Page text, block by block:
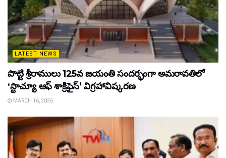
LATEST NEWS
పొట్టి శ్రీరాములు 125వ జయంతి సందర్భంగా అమరావతిలో
‘స్టాచ్యూ ఆఫ్ శాక్రిఫైస్’ విగ్రహావిష్కరణ
MARCH 16, 2026